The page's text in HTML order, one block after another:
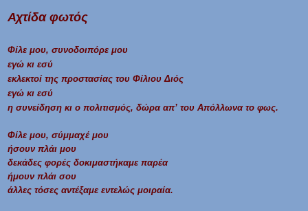
Αχτίδα φωτός
Φίλε μου, συνοδοιπόρε μου
εγώ κι εσύ
εκλεκτοί της προστασίας του Φίλιου Διός
εγώ κι εσύ
η συνείδηση κι ο πολιτισμός, δώρα απ’ του Απόλλωνα το φως.
Φίλε μου, σύμμαχέ μου
ήσουν πλάι μου
δεκάδες φορές δοκιμαστήκαμε παρέα
ήμουν πλάι σου
άλλες τόσες αντέξαμε εντελώς μοιραία.